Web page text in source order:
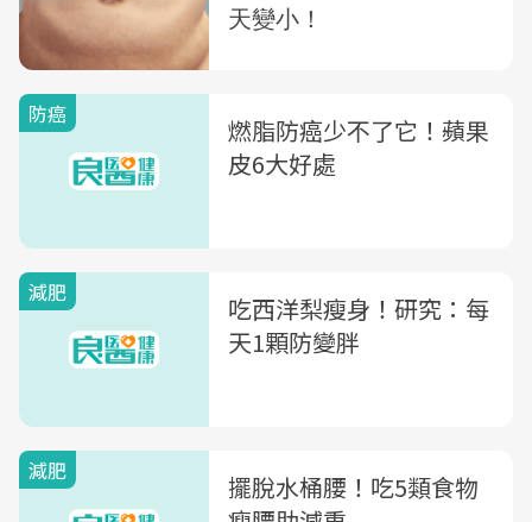
防癌
燃脂防癌少不了它！蘋果
皮6大好處
減肥
吃西洋梨瘦身！研究：每
天1顆防變胖
減肥
擺脫水桶腰！吃5類食物